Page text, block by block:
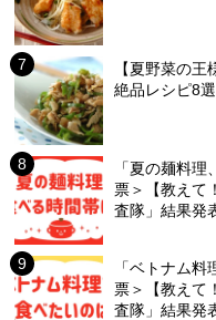
【夏野菜の
絶品レシピ8選
「夏の麺料
票＞【教えて
査隊」結果発
「ベトナム
票＞【教えて
査隊」結果発